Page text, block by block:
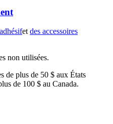
etdes accessoires
non utilisées.
de plus de 50 $ aux États
de 100 $ au Canada.